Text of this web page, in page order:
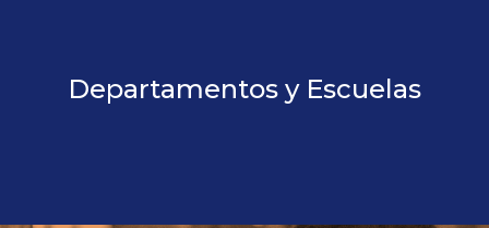
Departamentos y Escuelas